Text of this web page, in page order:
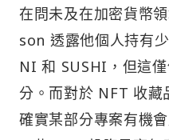
在問未及在加密貨幣
son 透露他個人持有
NI 和 SUSHI，但這
分。而對於 NFT 收
確實某部分專案有機